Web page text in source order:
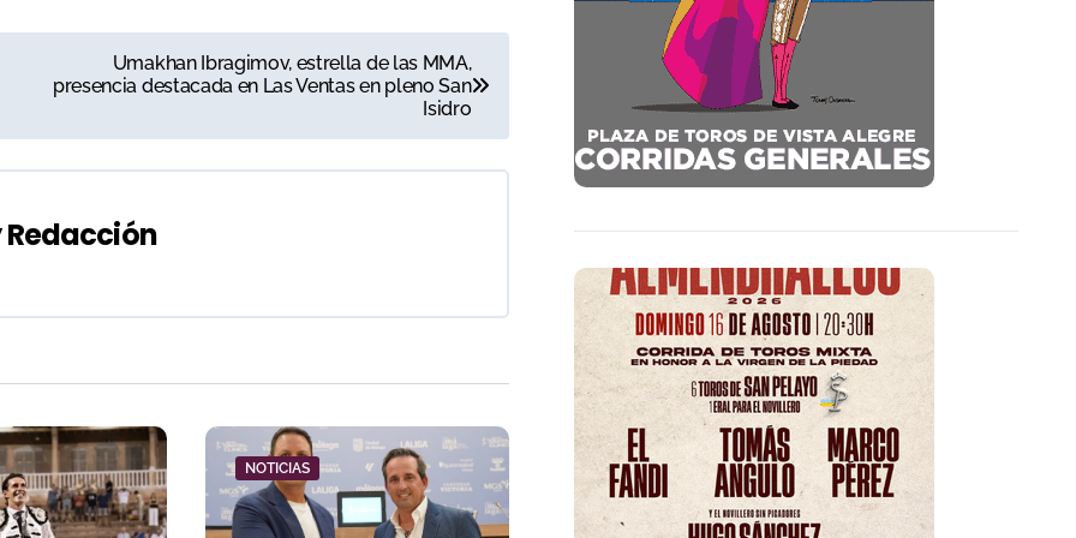
Umakhan Ibragimov, estrella de las MMA,
presencia destacada en Las Ventas en pleno San
Isidro
Redacción
NOTICIAS